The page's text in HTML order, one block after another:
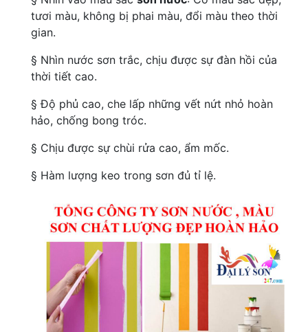
tươi màu, không bị phai màu, đổi màu theo thời
gian.
§ Nhìn nước sơn trắc, chịu được sự đàn hồi của
thời tiết cao.
§ Độ phủ cao, che lấp những vết nứt nhỏ hoàn
hảo, chống bong tróc.
§ Chịu được sự chùi rửa cao, ẩm mốc.
§ Hàm lượng keo trong sơn đủ tỉ lệ.